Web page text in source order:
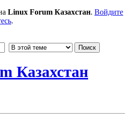
Linux Forum Казахстан. Войдите
.